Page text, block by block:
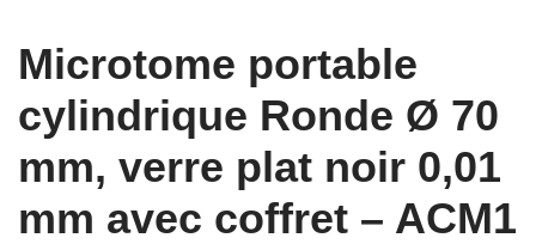
Microtome portable
cylindrique Ronde Ø 70
mm, verre plat noir 0,01
mm avec coffret – ACM1